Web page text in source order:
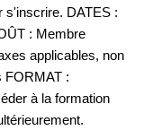
s'inscrire. DATES :
: Membre
applicables, non
FORMAT :
à la formation